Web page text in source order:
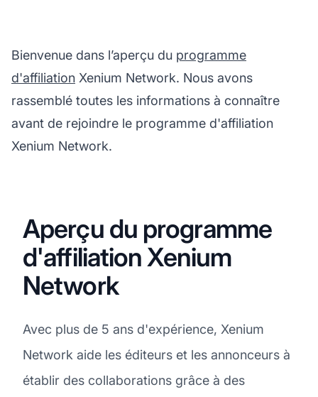
Bienvenue dans l’aperçu du programme
d'affiliation Xenium Network. Nous avons
rassemblé toutes les informations à connaître
avant de rejoindre le programme d'affiliation
Xenium Network.
Aperçu du programme
d'affiliation Xenium
Network
Avec plus de 5 ans d'expérience, Xenium
Network aide les éditeurs et les annonceurs à
établir des collaborations grâce à des